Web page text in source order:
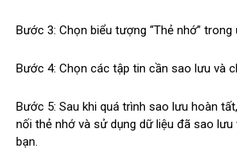
Bước 3: Chọn biểu tượng “Thẻ nhớ” trong
Bước 4: Chọn các tập tin cần sao lưu và
Bước 5: Sau khi quá trình sao lưu hoàn
nối thẻ nhớ và sử dụng dữ liệu đã sao lưu
bạn.